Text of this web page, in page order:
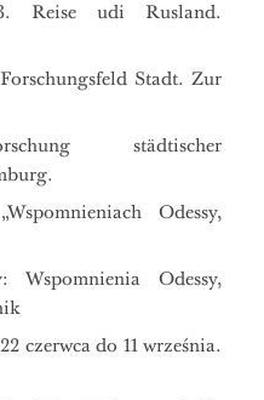
Reise udi Rusland.
Stadt. Zur
städtischer
Odessy,
Wspomnienia Odessy,
czerwca do 11 września.